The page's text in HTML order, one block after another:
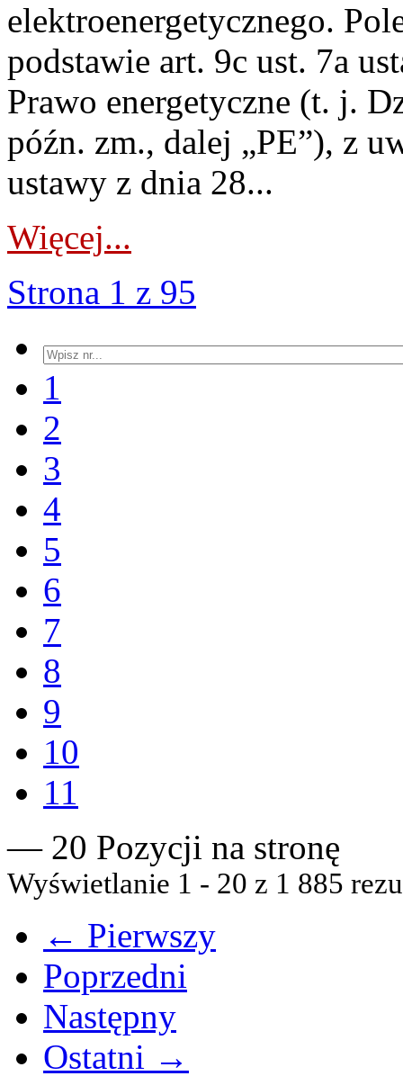
elektroenergetycznego.
podstawie art. 9c ust. 7a
Prawo energetyczne (t. j.
późn. zm., dalej „PE”), z
ustawy z dnia 28...
Więcej...
Strona 1 z 95
1
2
3
4
5
6
7
8
9
10
11
— 20 Pozycji na stronę
Wyświetlanie 1 - 20 z 1 885
← Pierwszy
Poprzedni
Następny
Ostatni →